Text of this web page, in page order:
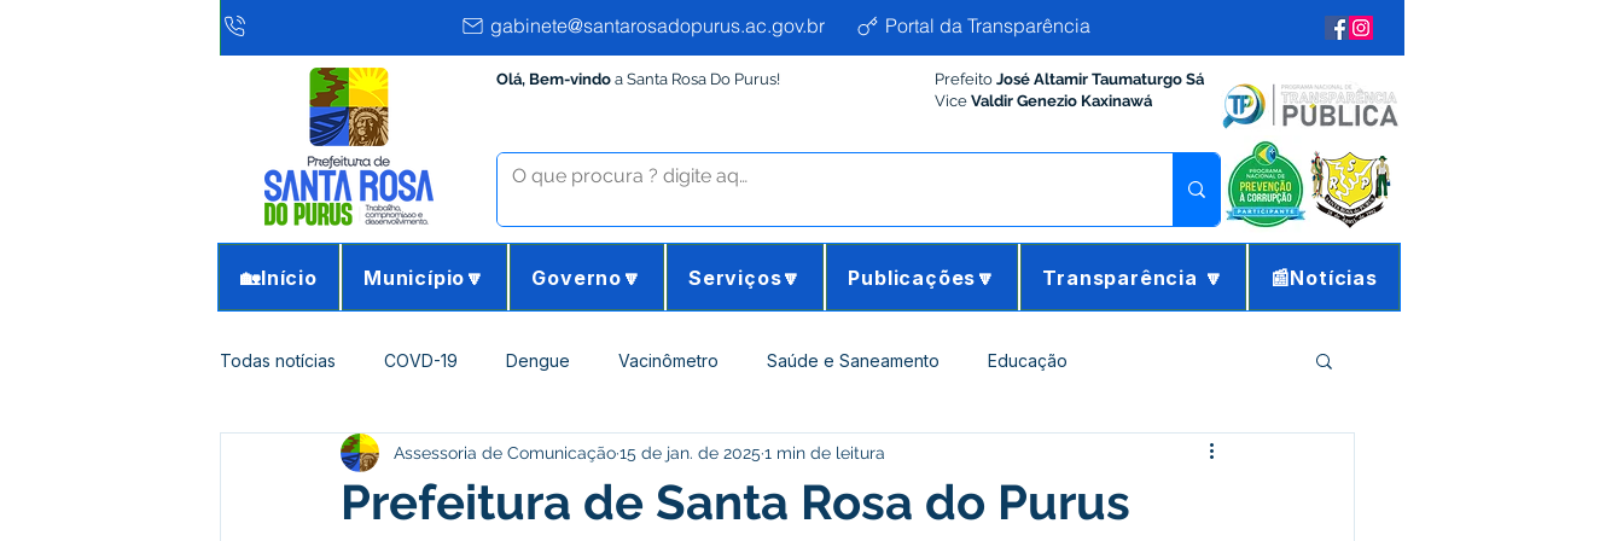
gabinete@santarosadopurus.ac.gov.br Portal da Transparência
Olá, Bem-vindo a Santa Rosa Do Purus! Prefeito José Altamir Taumaturgo Sá
Vice Valdir Genezio Kaxinawá
🏡Início Município🔽 Governo🔽 Serviços🔽 Publicações🔽 Transparência 🔽 📰Notícias
Todas notícias COVD-19 Dengue Vacinômetro Saúde e Saneamento Educação
Infraestrutura e Obras Agricultura e Meio Ambiente Desporto Cultura e Lazer Administração e Finanças
Prefeitura de Santa Rosa do Purus
Assessoria de Comunicação15 de jan. de 2025 1 min de leitura